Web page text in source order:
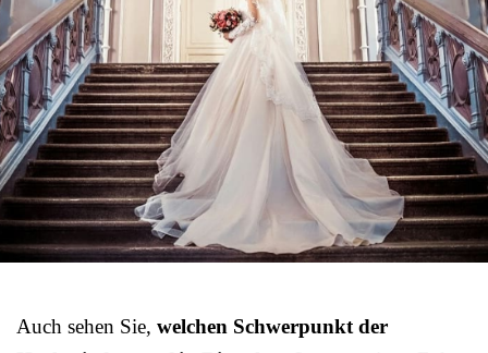
Auch sehen Sie, welchen Schwerpunkt der